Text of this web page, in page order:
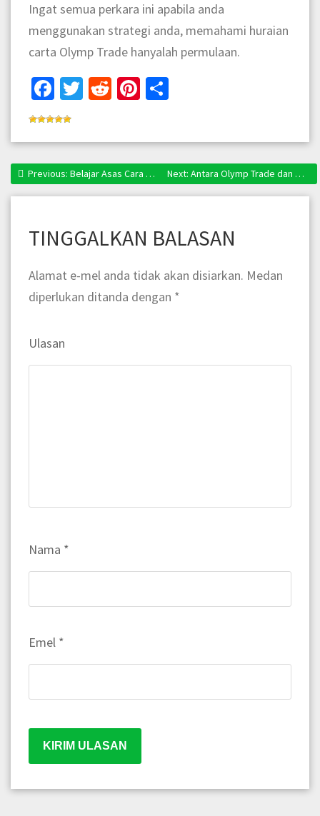
Ingat semua perkara ini apabila anda
menggunakan strategi anda, memahami huraian
carta Olymp Trade hanyalah permulaan.
Facebook
Twitter
RedditPinterest
Navigasi
Previous: Previous post:
Belajar Asas Cara Main Forex FREE Untuk Mereka Yang Tak Tahu Nak Mula Next: Next post:
Antara Olymp Trade dan Octa FX Mana Satu Nak Pilih?
TINGGALKAN BALASAN
Alamat e-mel anda tidak akan disiarkan. Medan
diperlukan ditanda dengan *
Ulasan
Nama *
Emel *